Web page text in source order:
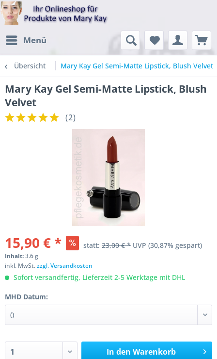
Menü
Übersicht Mary Kay Gel Semi-Matte Lipstick, Blush Velvet
Mary Kay Gel Semi-Matte Lipstick, Blush
Velvet
(2)
15,90 € * statt: 23,00 € * UVP (30,87% gespart)
Inhalt:3.6 g
inkl. MwSt.zzgl. Versandkosten
Sofort versandfertig, Lieferzeit 2-5 Werktage mit DHL
MHD Datum:
In den Warenkorb